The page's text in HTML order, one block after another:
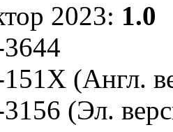
2023: 1.0
(Англ.
(Эл.